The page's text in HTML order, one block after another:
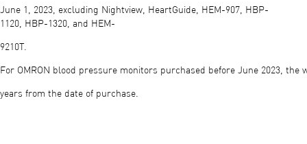
na temat rozwiązywania problemów i dodatkowych wskazówek.
June 1, 2023, excluding Nightview, HeartGuide, HEM-907, HBP-
1120, HBP-1320, and HEM-
9210T.​
For OMRON blood pressure monitors purchased before June 2023,
years from the date of purchase.